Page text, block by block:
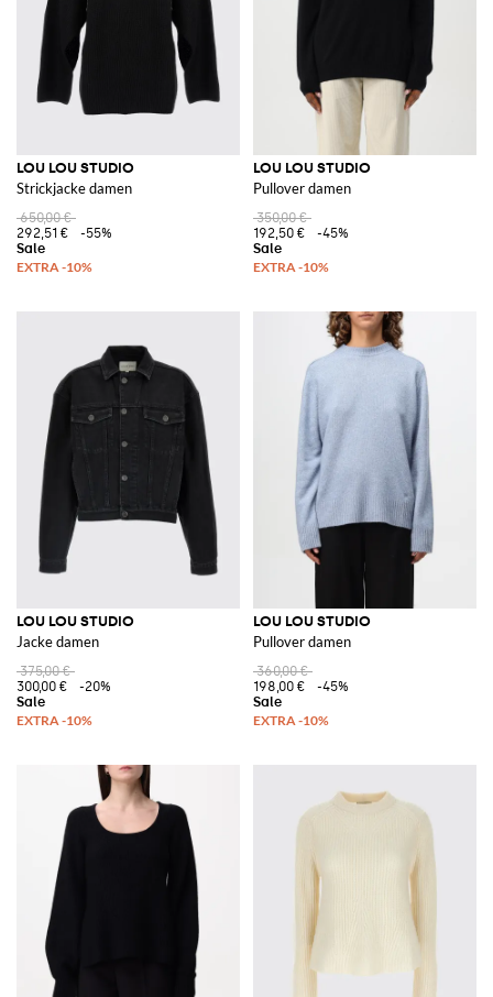
LOU LOU STUDIO
Strickjacke damen
650,00 €
292,51 €
-55%
LOU LOU STUDIO
Pullover damen
350,00 €
192,50 €
-45%
LOU LOU STUDIO
Jacke damen
375,00 €
300,00 €
-20%
LOU LOU STUDIO
Pullover damen
360,00 €
198,00 €
-45%